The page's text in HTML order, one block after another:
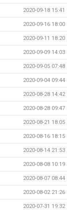
2020-09-18 15:41
2020-09-16 18:00
2020-09-11 18:20
2020-09-09 14:03
2020-09-05 07:48
2020-09-04 09:44
2020-08-28 14:42
2020-08-28 09:47
2020-08-21 18:05
2020-08-16 18:15
2020-08-14 21:53
2020-08-08 10:19
2020-08-07 08:44
2020-08-02 21:26
2020-07-31 19:32